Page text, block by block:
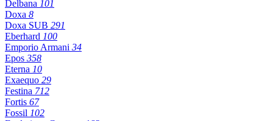
Delbana 101
Doxa 8
Doxa SUB 291
Eberhard 100
Emporio Armani 34
Epos 358
Eterna 10
Exaequo 29
Festina 712
Fortis 67
Fossil 102